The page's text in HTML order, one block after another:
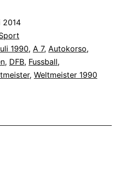
2014
1990, A 7, Autokorso,
, DFB, Fussball,
, Weltmeister 1990